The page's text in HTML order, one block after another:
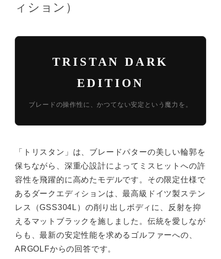
ィション）
TRISTAN DARK
EDITION
ブレードの操作性に、かつてない安定という魔力を。
「トリスタン」は、ブレードパターの美しい輪郭を
保ちながら、深重心設計によってミスヒットへの許
容性を飛躍的に高めたモデルです。その限定仕様で
あるダークエディションは、最高級ドイツ製ステン
レス（GSS304L）の削り出しボディに、反射を抑
えるマットブラックを施しました。伝統を愛しなが
らも、最新の安定性能を求めるゴルファーへの、
ARGOLFからの回答です。